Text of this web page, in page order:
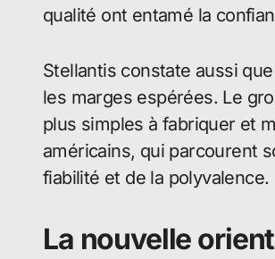
qualité ont entamé la
Stellantis constate aussi
les marges espérées. Le
plus simples à fabriquer et
américains, qui parcourent
fiabilité et de la polyvalence.
La nouvelle